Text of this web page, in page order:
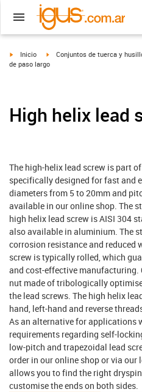
igus-icon-arrow-right
Inicio igus-icon-arrow-right
Conjuntos de tuerca y
de paso largo
High helix lead
The high-helix lead screw is part
specifically designed for fast and
diameters from 5 to 20mm and
available in our online shop. The
high helix lead screw is AISI 304
also available in aluminium. The
corrosion resistance and reduced
screw is typically rolled, which
and cost-effective manufacturing.
nut made of tribologically
the lead screws. The high helix
hand, left-hand and reverse
As an alternative for applications
requirements regarding self-
low-pitch and trapezoidal lead
order in our online shop or via
allows you to find the right
customise the ends on both sides.